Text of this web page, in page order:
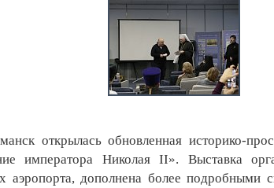
открылась обновленная историко-
императора Николая II». Выставка
аэропорта, дополнена более подробными